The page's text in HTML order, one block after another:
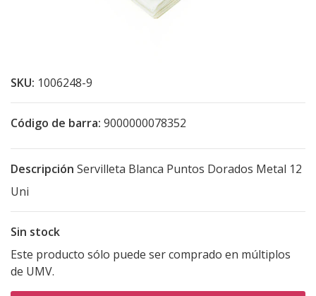
SKU: 1006248-9
Código de barra: 9000000078352
Descripción Servilleta Blanca Puntos Dorados Metal 12
Uni
Sin stock
Este producto sólo puede ser comprado en múltiplos
de UMV.